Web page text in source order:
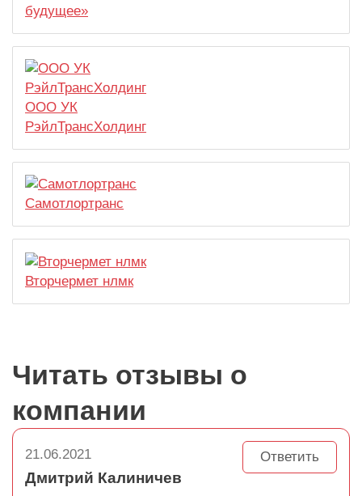
будущее»
ООО УК
РэйлТрансХолдинг
Самотлортранс
Вторчермет нлмк
Читать отзывы о
компании
21.06.2021 Ответить
Дмитрий Калиничев